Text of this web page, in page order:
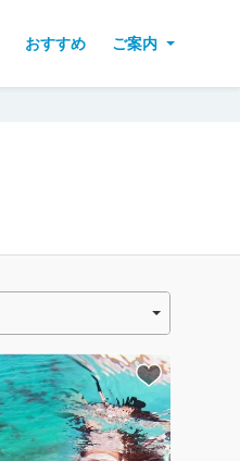
おすすめ ご案内